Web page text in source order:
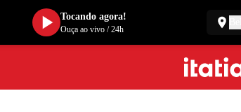
Tocando agora!
Ouça ao vivo/24h